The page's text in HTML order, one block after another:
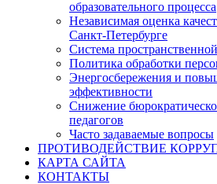
образовательного процесса
Независимая оценка
Санкт-Петербурге
Система
Политика обработки
Энергосбережения и
эффективности
Снижение
педагогов
Часто задаваемые вопросы
ПРОТИВОДЕЙСТВИЕ
КАРТА САЙТА
КОНТАКТЫ